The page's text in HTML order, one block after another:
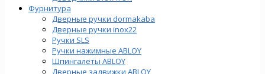
Фурнитура
Дверные ручки dormakaba
Дверные ручки inox22
Ручки SLS
Ручки нажимные ABLOY
Шпингалеты ABLOY
Дверные задвижки ABLOY